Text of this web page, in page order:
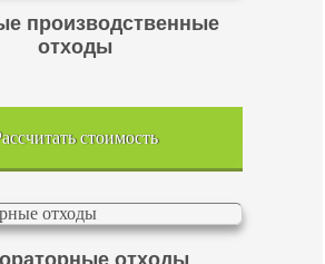
производственные
отходы
стоимость
отходы